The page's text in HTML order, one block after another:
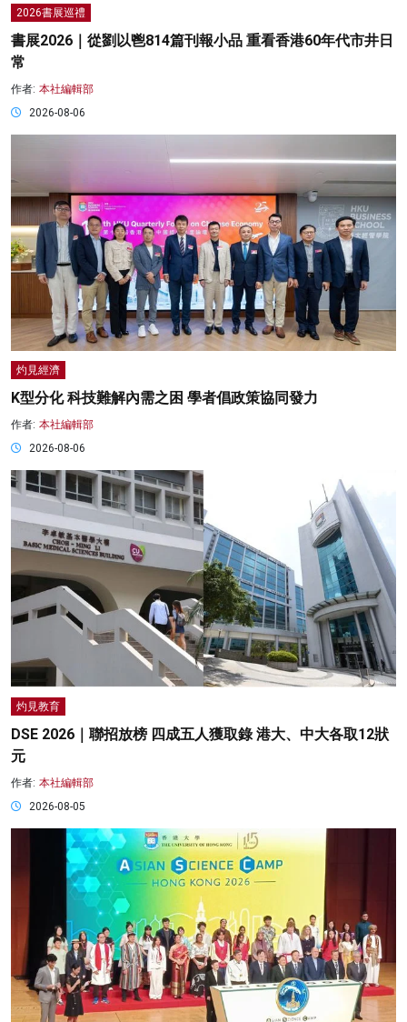
2026書展巡禮
書展2026｜從劉以鬯814篇刊報小品 重看香港60年代市井日
常
作者: 本社編輯部
2026-08-06
灼見經濟
K型分化 科技難解內需之困 學者倡政策協同發力
作者: 本社編輯部
2026-08-06
灼見教育
DSE 2026｜聯招放榜 四成五人獲取錄 港大、中大各取12狀
元
作者: 本社編輯部
2026-08-05